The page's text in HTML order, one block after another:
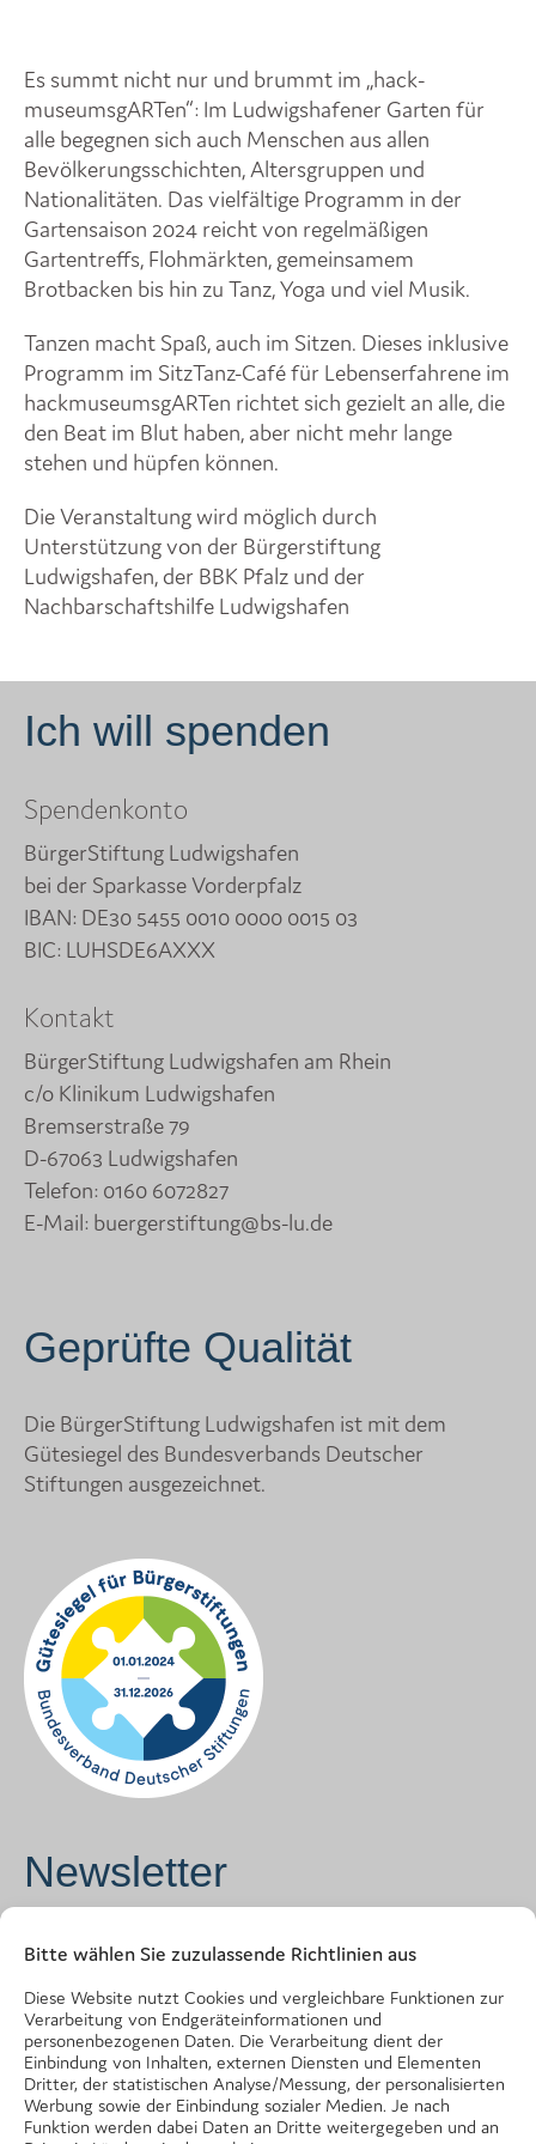
Bitte wählen Sie zuzulassende Richtlinien aus
Diese Website nutzt Cookies und vergleichbare Funktionen zur
Verarbeitung von Endgeräteinformationen und
personenbezogenen Daten. Die Verarbeitung dient der
Einbindung von Inhalten, externen Diensten und Elementen
Dritter, der statistischen Analyse/Messung, der personalisierten
Werbung sowie der Einbindung sozialer Medien. Je nach
Funktion werden dabei Daten an Dritte weitergegeben und an
Es summt nicht nur und brummt im „hack-
museumsgARTen“: Im Ludwigshafener Garten für
alle begegnen sich auch Menschen aus allen
Bevölkerungsschichten, Altersgruppen und
Nationalitäten. Das vielfältige Programm in der
Gartensaison 2024 reicht von regelmäßigen
Gartentreffs, Flohmärkten, gemeinsamem
Brotbacken bis hin zu Tanz, Yoga und viel Musik.
Tanzen macht Spaß, auch im Sitzen. Dieses inklusive
Programm im SitzTanz-Café für Lebenserfahrene im
hackmuseumsgARTen richtet sich gezielt an alle, die
den Beat im Blut haben, aber nicht mehr lange
stehen und hüpfen können.
Die Veranstaltung wird möglich durch
Unterstützung von der Bürgerstiftung
Ludwigshafen, der BBK Pfalz und der
Nachbarschaftshilfe Ludwigshafen
Ich will spenden
Spendenkonto
BürgerStiftung Ludwigshafen
bei der Sparkasse Vorderpfalz
IBAN: DE30 5455 0010 0000 0015 03
BIC: LUHSDE6AXXX
Kontakt
BürgerStiftung Ludwigshafen am Rhein
c/o Klinikum Ludwigshafen
Bremserstraße 79
D-67063 Ludwigshafen
Telefon: 0160 6072827
E-Mail: buergerstiftung@bs-lu.de
Geprüfte Qualität
Die BürgerStiftung Ludwigshafen ist mit dem
Gütesiegel des Bundesverbands Deutscher
Stiftungen ausgezeichnet.
Newsletter
Vorname*
Name*
E-Mail Adresse*